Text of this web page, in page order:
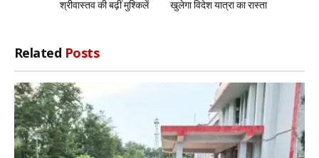
श्रीवास्तव की बढ़ीं मुश्किलें
खुलेगा विदेश यात्रा का रास्ता
Related Posts